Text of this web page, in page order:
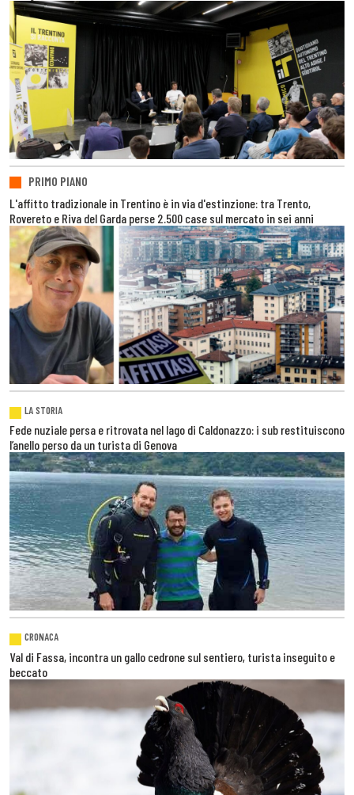
PRIMO PIANO
L'affitto tradizionale in Trentino è in via d'estinzione: tra Trento,
Rovereto e Riva del Garda perse 2.500 case sul mercato in sei anni
LA STORIA
Fede nuziale persa e ritrovata nel lago di Caldonazzo: i sub restituiscono
l’anello perso da un turista di Genova
CRONACA
Val di Fassa, incontra un gallo cedrone sul sentiero, turista inseguito e
beccato